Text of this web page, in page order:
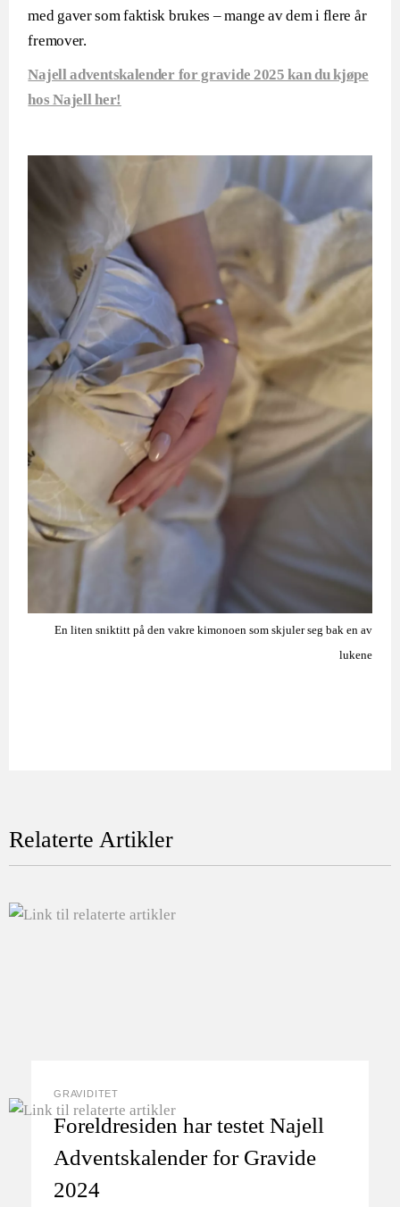
med gaver som faktisk brukes – mange av dem i flere år
fremover.
Najell adventskalender for gravide 2025 kan du kjøpe
hos Najell her!
En liten sniktitt på den vakre kimonoen som skjuler seg bak en av
lukene
Relaterte Artikler
GRAVIDITET
Foreldresiden har testet Najell
Adventskalender for Gravide
2024